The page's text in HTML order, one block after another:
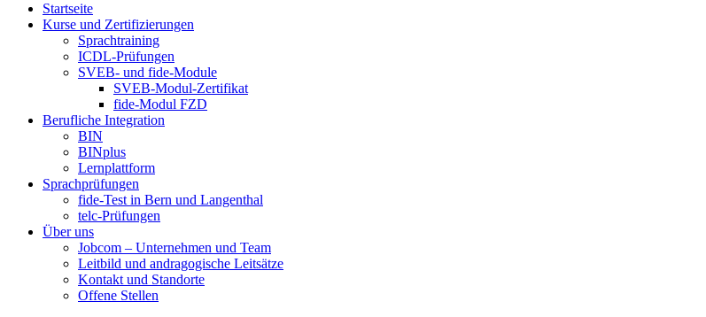
Startseite
Kurse und Zertifizierungen
Sprachtraining
ICDL-Prüfungen
SVEB- und fide-Module
SVEB-Modul-Zertifikat
fide-Modul FZD
Berufliche Integration
BIN
BINplus
Lernplattform
Sprachprüfungen
fide-Test in Bern und Langenthal
telc-Prüfungen
Über uns
Jobcom – Unternehmen und Team
Leitbild und andragogische Leitsätze
Kontakt und Standorte
Offene Stellen